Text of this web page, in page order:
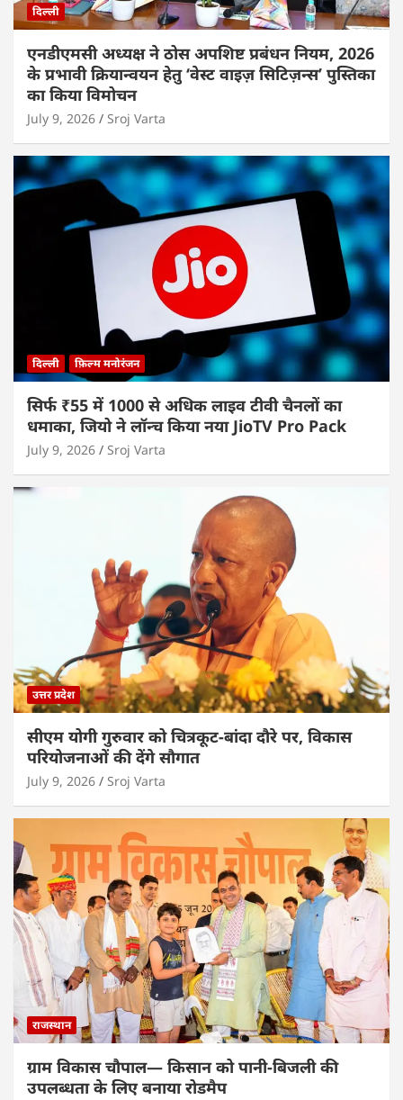
दिल्ली
एनडीएमसी अध्यक्ष ने ठोस अपशिष्ट प्रबंधन नियम, 2026
के प्रभावी क्रियान्वयन हेतु ‘वेस्ट वाइज़ सिटिज़न्स’ पुस्तिका
का किया विमोचन
July 9, 2026 Sroj Varta
दिल्ली फ़िल्म मनोरंजन
सिर्फ ₹55 में 1000 से अधिक लाइव टीवी चैनलों का
धमाका, जियो ने लॉन्च किया नया JioTV Pro Pack
July 9, 2026 Sroj Varta
उत्तर प्रदेश
सीएम योगी गुरुवार को चित्रकूट-बांदा दौरे पर, विकास
परियोजनाओं की देंगे सौगात
July 9, 2026 Sroj Varta
राजस्थान
ग्राम विकास चौपाल— किसान को पानी-बिजली की
उपलब्धता के लिए बनाया रोडमैप